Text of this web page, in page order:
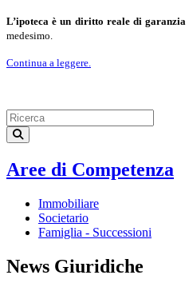
L’ipoteca è un diritto reale di garanzia
medesimo.
Continua a leggere.
Aree di Competenza
Immobiliare
Societario
Famiglia - Successioni
News Giuridiche